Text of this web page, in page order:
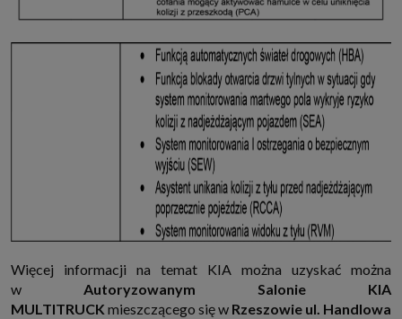
Więcej informacji na temat KIA można uzyskać można
w Autoryzowanym Salonie KIA
MULTITRUCK mieszczącego się w Rzeszowie ul. Handlowa